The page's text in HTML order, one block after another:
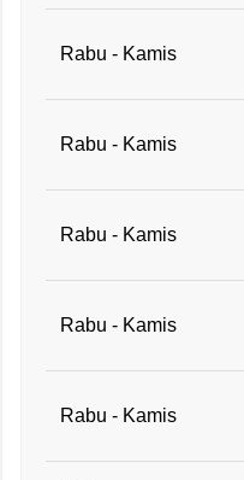
Rabu - Kamis
Rabu - Kamis
Rabu - Kamis
Rabu - Kamis
Rabu - Kamis